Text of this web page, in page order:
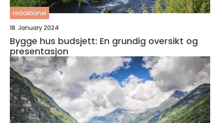
redaktionel
18. January 2024
Bygge hus budsjett: En grundig oversikt og
presentasjon